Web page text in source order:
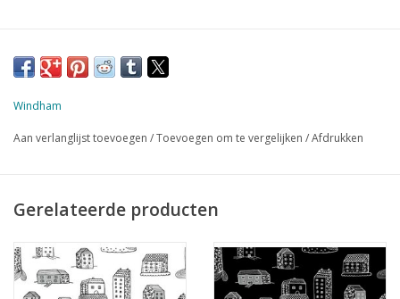
Windham
Aan verlanglijst toevoegen /Toevoegen om te vergelijken /Afdrukken
Gerelateerde producten